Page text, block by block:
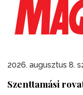
2026. augusztus 8.
Szenttamási